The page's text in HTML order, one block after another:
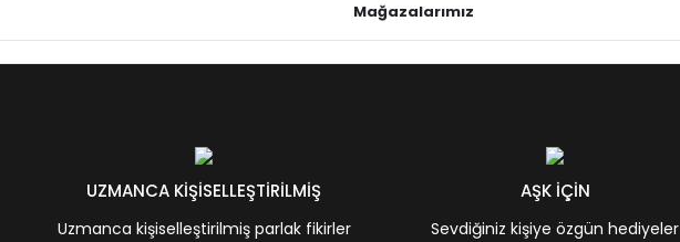
Mağazalarımız
UZMANCA KİŞİSELLEŞTİRİLMİŞ
Uzmanca kişiselleştirilmiş parlak fikirler
AŞK İÇİN
Sevdiğiniz kişiye özgün hediyeler